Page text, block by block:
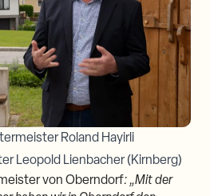
Roland Hayirli
Leopold Lienbacher (Kirnberg)
von Oberndorf: „Mit der